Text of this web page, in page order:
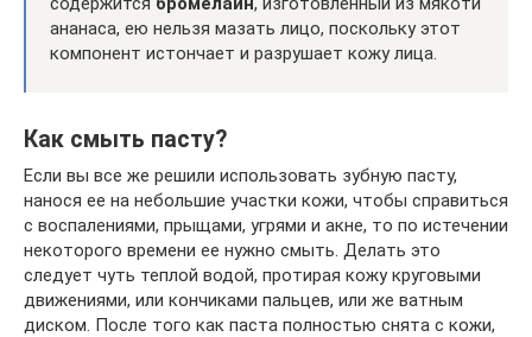
ананаса, ею нельзя мазать лицо, поскольку этот
компонент истончает и разрушает кожу лица.
Как смыть пасту?
Если вы все же решили использовать зубную пасту,
нанося ее на небольшие участки кожи, чтобы справиться
с воспалениями, прыщами, угрями и акне, то по истечении
некоторого времени ее нужно смыть. Делать это
следует чуть теплой водой, протирая кожу круговыми
движениями, или кончиками пальцев, или же ватным
диском. После того как паста полностью снята с кожи,